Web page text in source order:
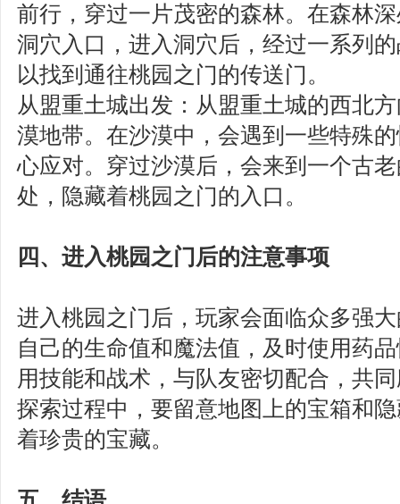
前行，穿过一片茂密的森林。在森林
洞穴入口，进入洞穴后，经过一系列
以找到通往桃园之门的传送门。
从盟重土城出发‌：从盟重土城的西北
漠地带。在沙漠中，会遇到一些特殊
心应对。穿过沙漠后，会来到一个古
处，隐藏着桃园之门的入口。
四、进入桃园之门后的注意事项
进入桃园之门后，玩家会面临众多强
自己的生命值和魔法值，及时使用药
用技能和战术，与队友密切配合，共
探索过程中，要留意地图上的宝箱和
着珍贵的宝藏。